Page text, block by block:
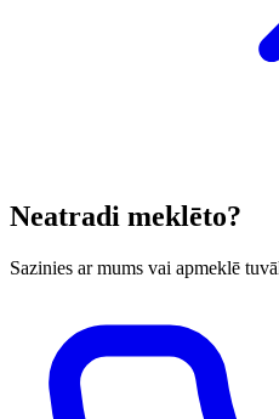
Neatradi meklēto?
Sazinies ar mums vai apmeklē